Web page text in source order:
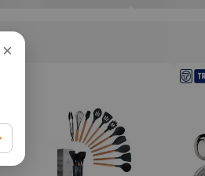
×